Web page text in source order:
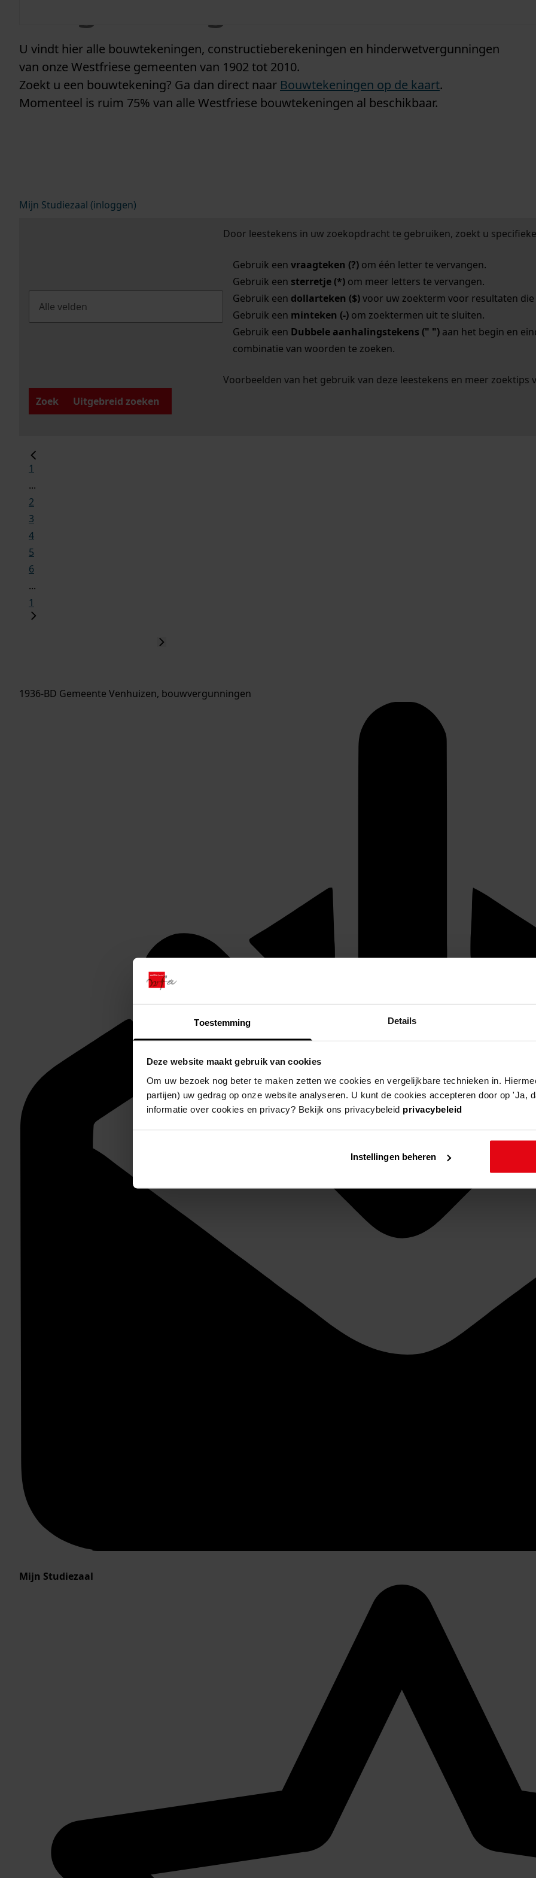
Toestemming Details
Deze website maakt gebruik van cookies
Om uw bezoek nog beter te maken zetten we cookies en vergelijkbare technieken in.
partijen) uw gedrag op onze website analyseren. U kunt de cookies accepteren door op 'Ja,
informatie over cookies en privacy? Bekijk ons privacybeleid privacybeleid
Instellingen beheren
U vindt hier alle bouwtekeningen, constructieberekeningen en hinderwetvergunningen
van onze Westfriese gemeenten van 1902 tot 2010.
Zoekt u een bouwtekening? Ga dan direct naar Bouwtekeningen op de kaart.
Momenteel is ruim 75% van alle Westfriese bouwtekeningen al beschikbaar.
Mijn Studiezaal (inloggen)
Door leestekens in uw zoekopdracht te gebruiken, zoekt u
Gebruik een vraagteken (?)om één letter te vervangen.
Gebruik een sterretje (*)om meer letters te vervangen.
Gebruik een dollarteken ($)voor uw zoekterm voor resultaten die
Gebruik een minteken (-)om zoektermen uit te sluiten.
Gebruik een Dubbele aanhalingstekens (" ")aan het begin en
combinatie van woorden te zoeken.
Voorbeelden van het gebruik van deze leestekens en meer zoektips
Zoek
Uitgebreid zoeken
1
...
2
3
4
5
6
...
1
1936-BD Gemeente Venhuizen, bouwvergunningen
Mijn Studiezaal